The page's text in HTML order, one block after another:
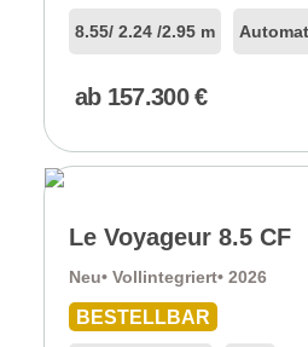
8.55/ 2.24 /2.95 m
ab 157.300€
Le Voyageur 8.5 CF
Neu• Vollintegriert• 2026
BESTELLBAR